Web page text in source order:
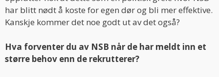
har blitt nødt å koste for egen dør og bli mer effektive.
Kanskje kommer det noe godt ut av det også?
Hva forventer du av NSB når de har meldt inn et
større behov enn de rekrutterer?